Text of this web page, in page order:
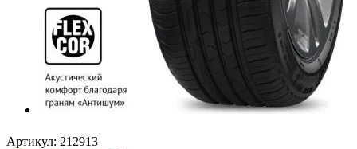
Артикул: 212913